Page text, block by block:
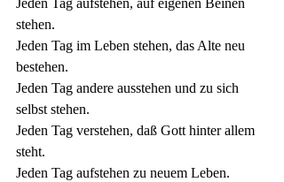
stehen.
Jeden Tag im Leben stehen, das Alte neu
bestehen.
Jeden Tag andere ausstehen und zu sich
selbst stehen.
Jeden Tag verstehen, daß Gott hinter allem
steht.
Jeden Tag aufstehen zu neuem Leben.